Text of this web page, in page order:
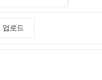
업로드